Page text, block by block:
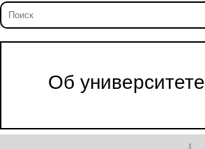
Об университете